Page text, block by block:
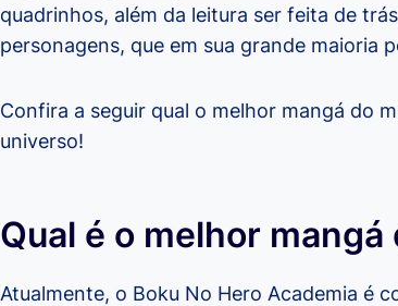
quadrinhos, além da leitura ser feita de
personagens, que em sua grande maioria
Confira a seguir qual o melhor mangá do
universo!
Qual é o melhor mangá
Atualmente, o Boku No Hero Academia é